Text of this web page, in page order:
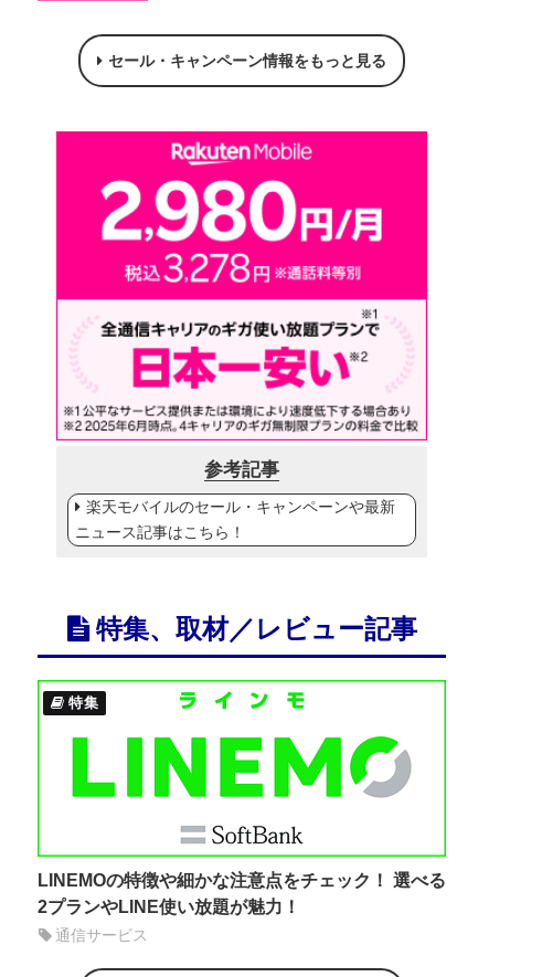
セール・キャンペーン情報をもっと見る
参考記事
楽天モバイルのセール・キャンペーンや最新
ニュース記事はこちら！
特集、取材／レビュー記事
特集
LINEMOの特徴や細かな注意点をチェック！ 選べる
2プランやLINE使い放題が魅力！
通信サービス